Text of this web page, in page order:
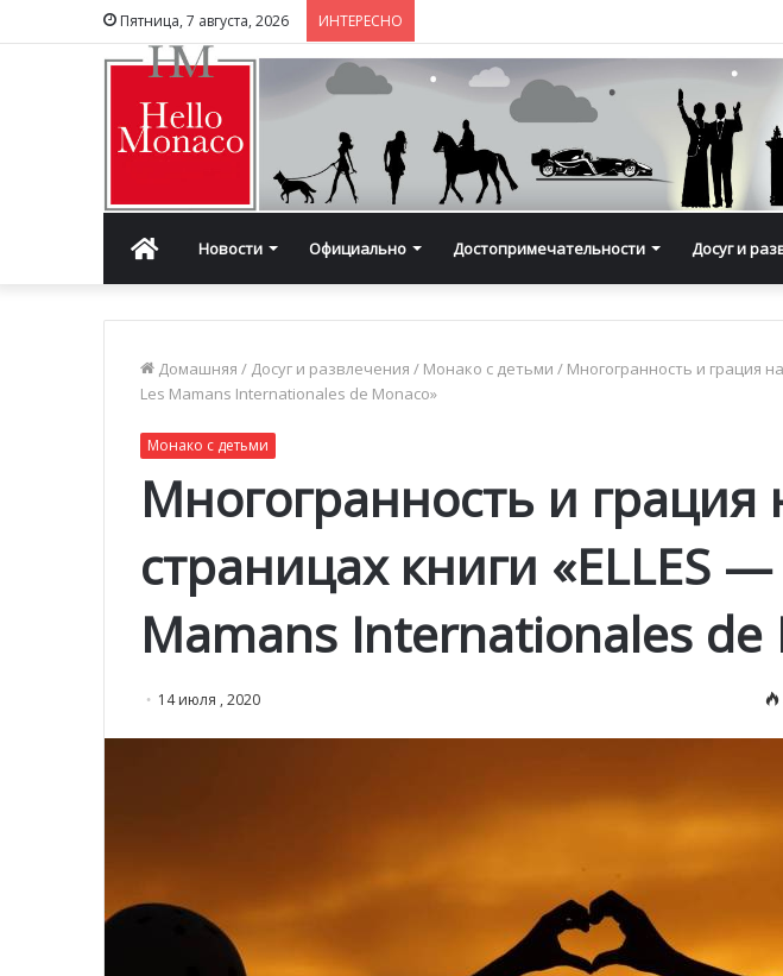
Пятница, 7 августа, 2026 ИНТЕРЕСНО
ГлавнаяНовости Официально Достопримечательности Досуг и
Домашняя / Досуг и развлечения / Монако с детьми / Многогранность и грация
Les Mamans Internationales de Monaco»
Монако с детьми
Многогранность и грация
страницах книги «ELLES
Mamans Internationales de
14 июля , 2020